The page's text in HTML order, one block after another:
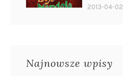
2013-04-02
Najnowsze wpisy